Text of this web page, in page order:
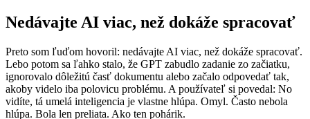
Nedávajte AI viac, než dokáže spracovať
Preto som ľuďom hovoril: nedávajte AI viac, než dokáže spracovať.
Lebo potom sa ľahko stalo, že GPT zabudlo zadanie zo začiatku,
ignorovalo dôležitú časť dokumentu alebo začalo odpovedať tak,
akoby videlo iba polovicu problému. A používateľ si povedal: No
vidíte, tá umelá inteligencia je vlastne hlúpa. Omyl. Často nebola
hlúpa. Bola len preliata. Ako ten pohárik.